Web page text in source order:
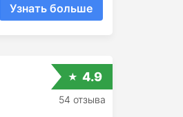
Узнать больше
4.9
54 отзыва